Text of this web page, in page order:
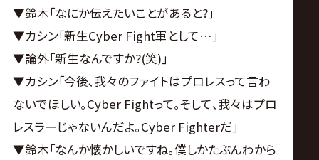
▼鈴木｢なにか伝えたいことがあると?｣
▼カシン｢新生Cyber Fight軍として…｣
▼論外｢新生なんですか?(笑)｣
▼カシン｢今後､我々のファイトはプロレスって言わ
ないでほしい｡Cyber Fightって｡そして､我々はプロ
レスラーじゃないんだよ｡Cyber Fighterだ｣
▼鈴木｢なんか懐かしいですね｡僕しかたぶんわから